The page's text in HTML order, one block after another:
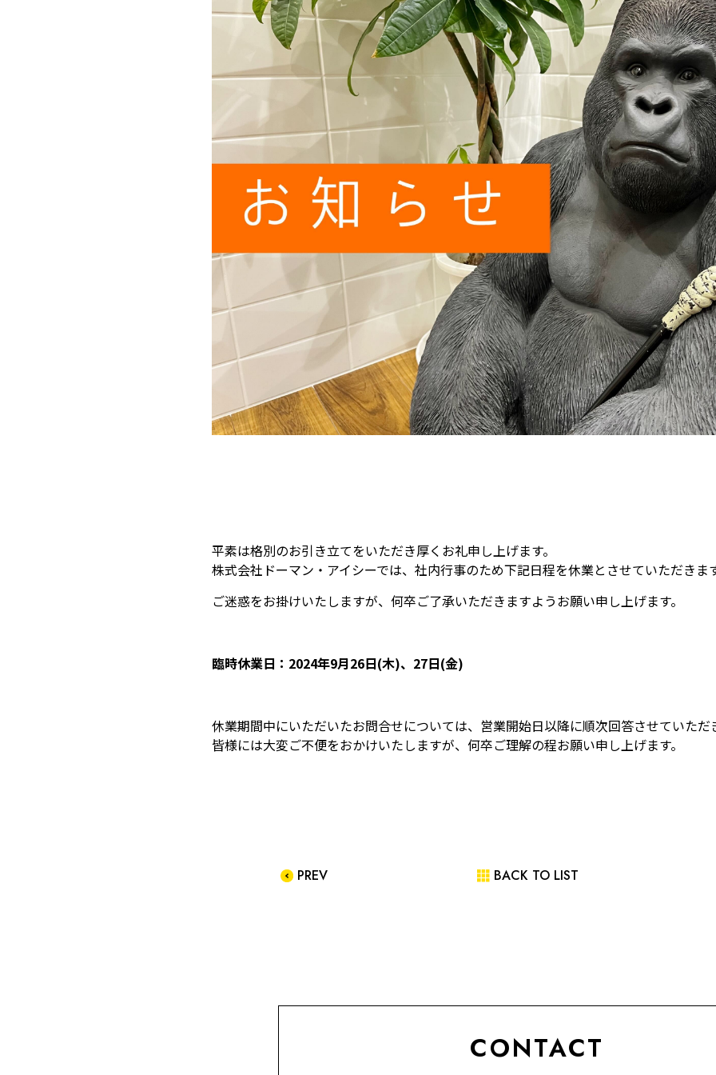
平素は格別のお引き立てをいただき厚くお礼申し上げます。
株式会社ドーマン・アイシーでは、社内行事のため下記日程を休業とさせていただきま
ご迷惑をお掛けいたしますが、何卒ご了承いただきますようお願い申し上げます。
臨時休業日：2024年9月26日(木)、27日(金)
休業期間中にいただいたお問合せについては、営業開始日以降に順次回答させていただ
皆様には大変ご不便をおかけいたしますが、何卒ご理解の程お願い申し上げます。
PREV BACK TO LIST
CONTACT